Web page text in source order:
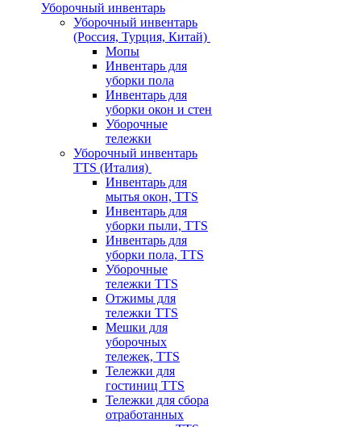
Уборочный инвентарь
Уборочный инвентарь
(Россия, Турция, Китай)
Мопы
Инвентарь для
уборки пола
Инвентарь для
уборки окон и стен
Уборочные
тележки
Уборочный инвентарь
TTS (Италия)
Инвентарь для
мытья окон, TTS
Инвентарь для
уборки пыли, TTS
Инвентарь для
уборки пола, TTS
Уборочные
тележки TTS
Отжимы для
тележки TTS
Мешки для
уборочных
тележек, TTS
Тележки для
гостиниц TTS
Тележки для сбора
отработанных